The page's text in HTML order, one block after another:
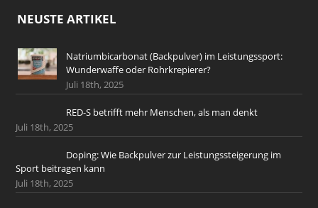
NEUSTE ARTIKEL
Natriumbicarbonat (Backpulver) im Leistungssport:
Wunderwaffe oder Rohrkrepierer?
Juli 18th, 2025
RED-S betrifft mehr Menschen, als man denkt
Juli 18th, 2025
Doping: Wie Backpulver zur Leistungssteigerung im
Sport beitragen kann
Juli 18th, 2025